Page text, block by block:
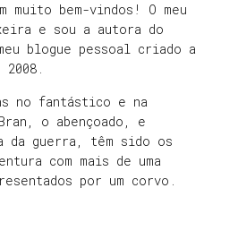
muito bem-vindos! O meu
e sou a autora do
blogue pessoal criado a
2008.
no fantástico e na
o abençoado, e
da guerra, têm sido os
com mais de uma
por um corvo.